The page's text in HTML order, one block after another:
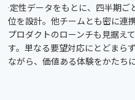
·定性データをもとに、四半期
位を設計。他チームとも密に連
プロダクトのローンチも見据え
す。単なる要望対応にとどまら
ながら、価値ある体験をかたち